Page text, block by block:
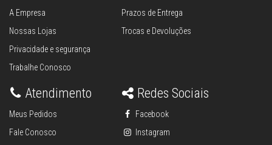
A Empresa
Nossas Lojas
Privacidade e segurança
Trabalhe Conosco
Prazos de Entrega
Trocas e Devoluções
Atendimento
Meus Pedidos
Fale Conosco
Redes Sociais
Facebook
Instagram